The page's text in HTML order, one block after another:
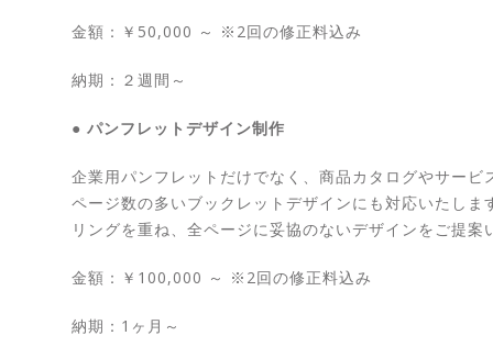
金額：￥50,000 ～ ※2回の修正料込み
納期：２週間～
● パンフレットデザイン制作
企業用パンフレットだけでなく、商品カタログやサービ
ページ数の多いブックレットデザインにも対応いたしま
リングを重ね、全ページに妥協のないデザインをご提案
金額：￥100,000 ～ ※2回の修正料込み
納期：1ヶ月～